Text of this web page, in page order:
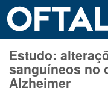
Estudo:
sanguíneos no
Alzheimer